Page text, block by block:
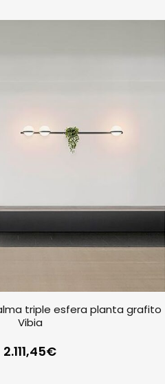
triple esfera planta grafito
Vibia
2.111,45€